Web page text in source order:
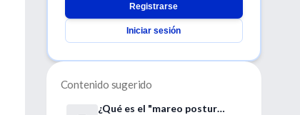
Registrarse
Iniciar sesión
Contenido sugerido
¿Qué es el "mareo postural-